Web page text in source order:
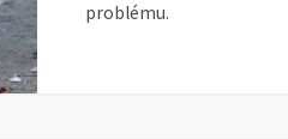
problému.